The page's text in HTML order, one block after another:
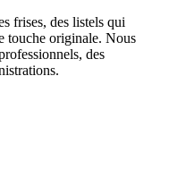
frises, des listels qui
touche originale. Nous
des